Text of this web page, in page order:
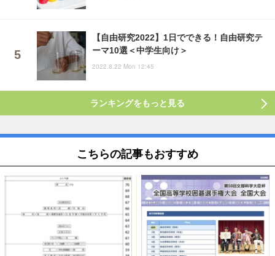
【自由研究2022】1日でできる！自由研究テ
ーマ10選＜中学生向け＞
2022.8.22 Mon 12:45
ランキングをもっと見る
こちらの記事もおすすめ